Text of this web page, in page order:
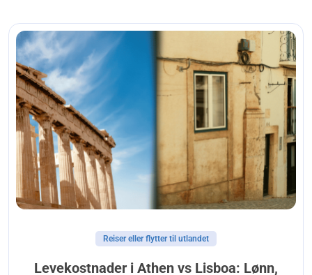
Reiser eller flytter til utlandet
Levekostnader i Athen vs Lisboa: Lønn,